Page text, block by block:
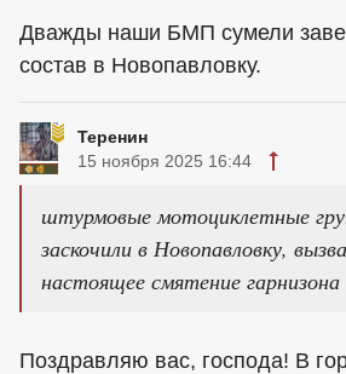
Дважды наши БМП сумели
состав в Новопавловку.
Теренин
15 ноября 2025 16:44
штурмовые мотоциклетные
заскочили в Новопавловку,
настоящее смятение
Поздравляю вас, господа! В